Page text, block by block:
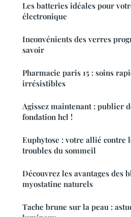
Les batteries idéales pour
électronique
Inconvénients des verres
savoir
Pharmacie paris 15 : soins
irrésistibles
Agissez maintenant : publier
fondation hcl !
Euphytose : votre allié contre
troubles du sommeil
Découvrez les avantages des
myostatine naturels
Tache brune sur la peau :